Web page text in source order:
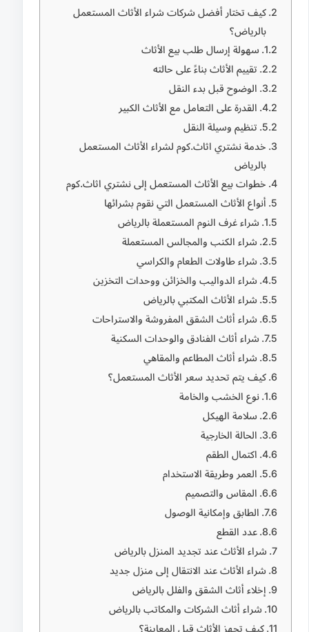
كيف تختار أفضل شركات شراء الأثاث المستعمل
بالرياض؟
سهولة إرسال طلب بيع الأثاث
تقييم الأثاث بناءً على حالته
الوضوح قبل بدء النقل
القدرة على التعامل مع الأثاث الكبير
تنظيم وسيلة النقل
خدمة نشتري اثاث.كوم لشراء الأثاث المستعمل
بالرياض
خطوات بيع الأثاث المستعمل إلى نشتري اثاث.كوم
أنواع الأثاث المستعمل التي نقوم بشرائها
شراء غرف النوم المستعملة بالرياض
شراء الكنب والمجالس المستعملة
شراء طاولات الطعام والكراسي
شراء الدواليب والخزائن ووحدات التخزين
شراء الأثاث المكتبي بالرياض
شراء أثاث الشقق المفروشة والاستراحات
شراء أثاث الفنادق والوحدات السكنية
شراء أثاث المطاعم والمقاهي
كيف يتم تحديد سعر الأثاث المستعمل؟
نوع الخشب والخامة
سلامة الهيكل
الحالة الخارجية
اكتمال الطقم
العمر وطريقة الاستخدام
المقاس والتصميم
الطابق وإمكانية الوصول
عدد القطع
شراء الأثاث عند تجديد المنزل بالرياض
شراء الأثاث عند الانتقال إلى منزل جديد
إخلاء أثاث الشقق والفلل بالرياض
شراء أثاث الشركات والمكاتب بالرياض
كيف تجهز الأثاث قبل المعاينة؟